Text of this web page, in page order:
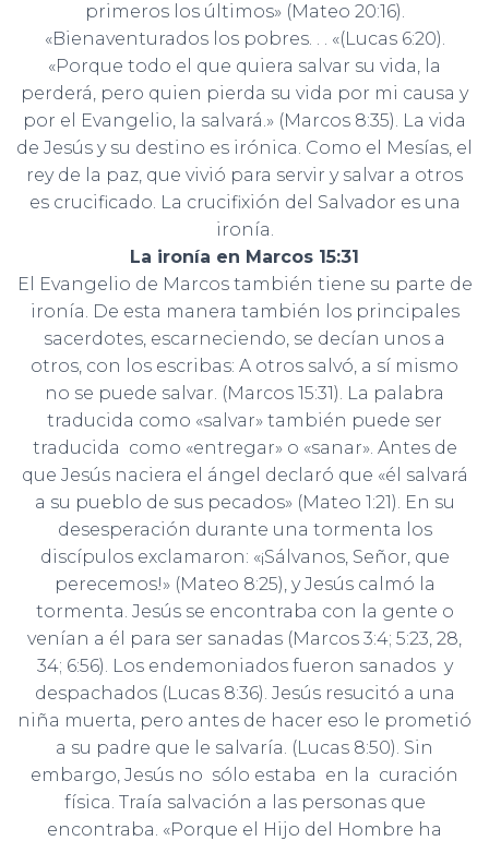
primeros los últimos» (Mateo 20:16).
«Bienaventurados los pobres. . . «(Lucas 6:20).
«Porque todo el que quiera salvar su vida, la
perderá, pero quien pierda su vida por mi causa y
por el Evangelio, la salvará.» (Marcos 8:35). La vida
de Jesús y su destino es irónica. Como el Mesías, el
rey de la paz, que vivió para servir y salvar a otros
es crucificado. La crucifixión del Salvador es una
ironía.
La ironía en Marcos 15:31
El Evangelio de Marcos también tiene su parte de
ironía. De esta manera también los principales
sacerdotes, escarneciendo, se decían unos a
otros, con los escribas: A otros salvó, a sí mismo
no se puede salvar. (Marcos 15:31). La palabra
traducida como «salvar» también puede ser
traducida como «entregar» o «sanar». Antes de
que Jesús naciera el ángel declaró que «él salvará
a su pueblo de sus pecados» (Mateo 1:21). En su
desesperación durante una tormenta los
discípulos exclamaron: «¡Sálvanos, Señor, que
perecemos!» (Mateo 8:25), y Jesús calmó la
tormenta. Jesús se encontraba con la gente o
venían a él para ser sanadas (Marcos 3:4; 5:23, 28,
34; 6:56). Los endemoniados fueron sanados y
despachados (Lucas 8:36). Jesús resucitó a una
niña muerta, pero antes de hacer eso le prometió
a su padre que le salvaría. (Lucas 8:50). Sin
embargo, Jesús no sólo estaba en la curación
física. Traía salvación a las personas que
encontraba. «Porque el Hijo del Hombre ha